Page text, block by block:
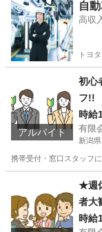
千葉 流山市 携
自
高収
トヨ
アルバイト
初心
フ!!
時給
有限
新潟
携帯受付・窓口スタッフ
携
★週
者大
時給